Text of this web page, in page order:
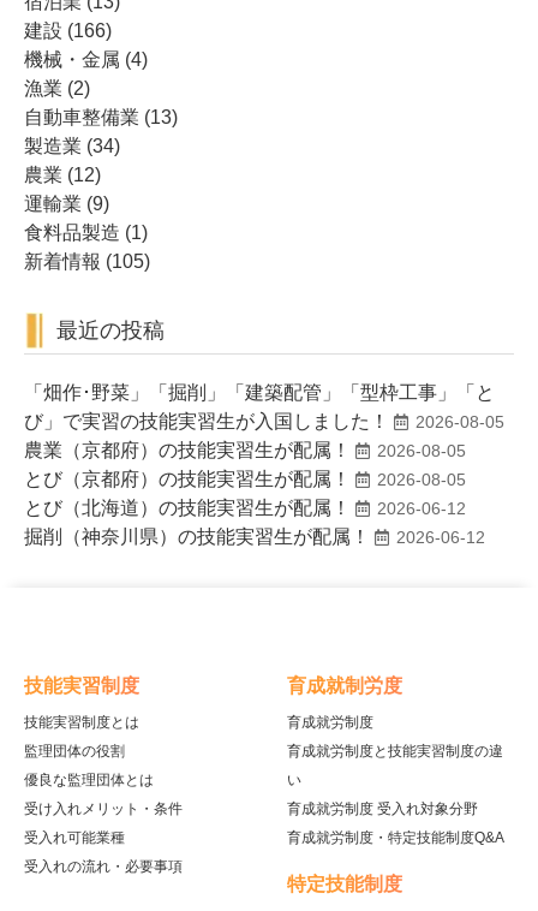
建設 (166)
機械・金属 (4)
漁業 (2)
自動車整備業 (13)
製造業 (34)
農業 (12)
運輸業 (9)
食料品製造 (1)
新着情報 (105)
最近の投稿
「畑作･野菜」「掘削」「建築配管」「型枠工事」「と
び」で実習の技能実習生が入国しました！
2026-08-05
農業（京都府）の技能実習生が配属！ 2026-08-05
とび（京都府）の技能実習生が配属！ 2026-08-05
とび（北海道）の技能実習生が配属！ 2026-06-12
掘削（神奈川県）の技能実習生が配属！ 2026-06-12
技能実習制度
技能実習制度とは
監理団体の役割
優良な監理団体とは
受け入れメリット・条件
受入れ可能業種
受入れの流れ・必要事項
育成就制労度
育成就労制度
育成就労制度と技能実習制度の違
い
育成就労制度 受入れ対象分野
育成就労制度・特定技能制度Q&A
特定技能制度